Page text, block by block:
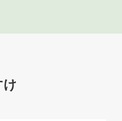
け